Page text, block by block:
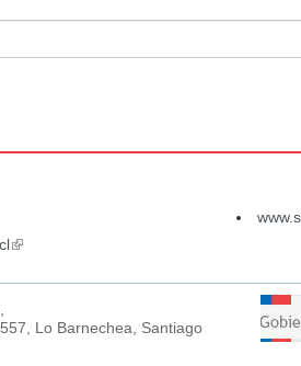
(link
external)
Lo Barnechea, Santiago